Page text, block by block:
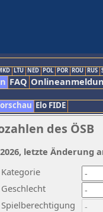
LTU NED POL POR ROU RUS
FAQ
Elo FIDE
des ÖSB
Kategorie
Geschlecht
Spielberechtigung
letzte Änderung